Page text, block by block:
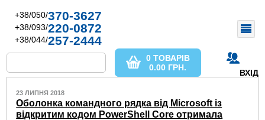
+38/050/370-3627
+38/093/220-0872
+38/044/257-2444
ВХІД
0 ТОВАРІВ
0.00 ГРН.
23 ЛИПНЯ 2018
Оболонка командного рядка від Microsoft із
відкритим кодом PowerShell Core отримала